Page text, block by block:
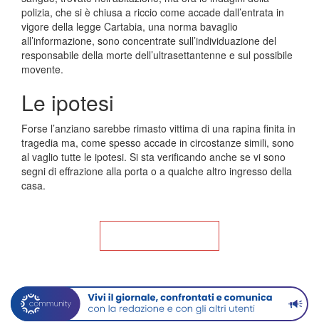
polizia, che si è chiusa a riccio come accade dall’entrata in
vigore della legge Cartabia, una norma bavaglio
all’informazione, sono concentrate sull’individuazione del
responsabile della morte dell’ultrasettantenne e sul possibile
movente.
Le ipotesi
Forse l’anziano sarebbe rimasto vittima di una rapina finita in
tragedia ma, come spesso accade in circostanze simili, sono
al vaglio tutte le ipotesi. Si sta verificando anche se vi sono
segni di effrazione alla porta o a qualche altro ingresso della
casa.